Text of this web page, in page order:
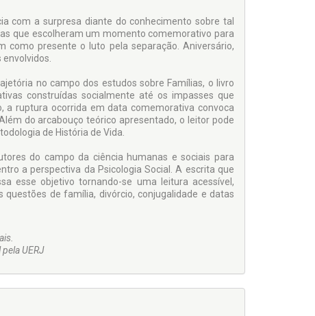
com a surpresa diante do conhecimento sobre tal
que escolheram um momento comemorativo para
presente o luto pela separação. Aniversário,
envolvidos.
no campo dos estudos sobre Famílias, o livro
construídas socialmente até os impasses que
a ruptura ocorrida em data comemorativa convoca
do arcabouço teórico apresentado, o leitor pode
de História de Vida.
do campo da ciência humanas e sociais para
a perspectiva da Psicologia Social. A escrita que
esse objetivo tornando-se uma leitura acessível,
de família, divórcio, conjugalidade e datas
UERJ